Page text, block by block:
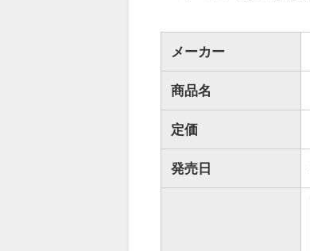
メーカー
商品名
定価
発売日